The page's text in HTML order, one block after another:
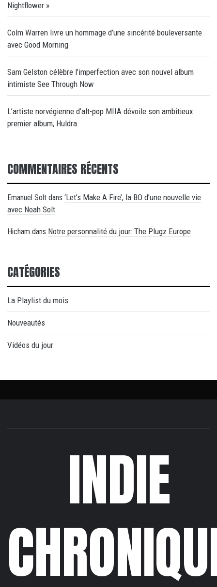
Nightflower »
Colm Warren livre un hommage d’une sincérité bouleversante
avec Good Morning
Sam Gelston célèbre l’imperfection avec son nouvel album
intimiste See Through Now
L’artiste norvégienne d’alt-pop MIIA dévoile son ambitieux
premier album, Huldra
COMMENTAIRES RÉCENTS
Emanuel Solt dans ‘Let’s Make A Fire’, la BO d’une nouvelle vie
avec Noah Solt
Hicham dans Notre personnalité du jour: The Plugz Europe
CATÉGORIES
La Playlist du mois
Nouveautés
Vidéos du jour
INDIE